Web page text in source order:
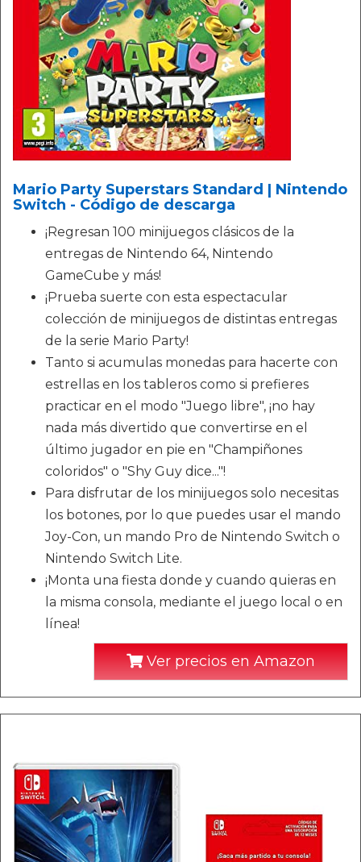
Mario Party Superstars Standard | Nintendo
Switch - Código de descarga
¡Regresan 100 minijuegos clásicos de la
entregas de Nintendo 64, Nintendo
GameCube y más!
¡Prueba suerte con esta espectacular
colección de minijuegos de distintas entregas
de la serie Mario Party!
Tanto si acumulas monedas para hacerte con
estrellas en los tableros como si prefieres
practicar en el modo "Juego libre", ¡no hay
nada más divertido que convertirse en el
último jugador en pie en "Champiñones
coloridos" o "Shy Guy dice..."!
Para disfrutar de los minijuegos solo necesitas
los botones, por lo que puedes usar el mando
Joy-Con, un mando Pro de Nintendo Switch o
Nintendo Switch Lite.
¡Monta una fiesta donde y cuando quieras en
la misma consola, mediante el juego local o en
línea!
Ver precios en Amazon